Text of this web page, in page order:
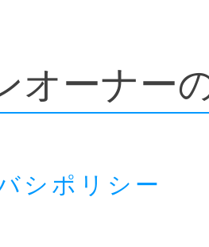
オーナー
シポリシー